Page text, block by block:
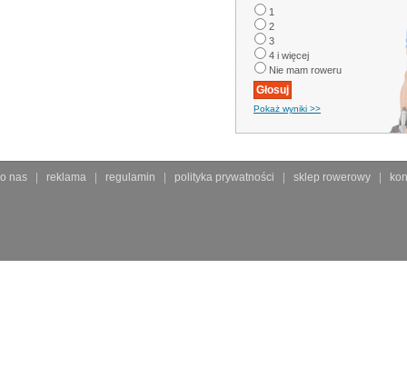
1
2
3
4 i więcej
Nie mam roweru
Pokaż wyniki >>
o nas reklama regulamin polityka prywatności sklep rowerowy